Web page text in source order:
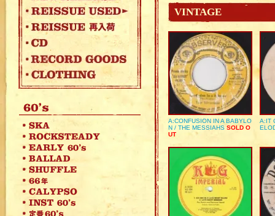
VINTAGE
A:CONFUSION IN A BABYLO
N / THE MESSIAHS SOLD O
UT
A:IT